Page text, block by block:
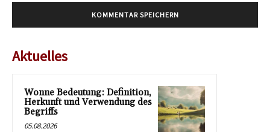
Aktuelles
Wonne Bedeutung: Definition,
Herkunft und Verwendung des
Begriffs
05.08.2026